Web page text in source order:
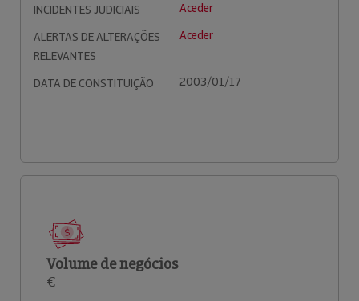
INCIDENTES JUDICIAIS
Aceder
ALERTAS DE ALTERAÇÕES
RELEVANTES
Aceder
DATA DE CONSTITUIÇÃO 2003/01/17
Volume de negócios
€